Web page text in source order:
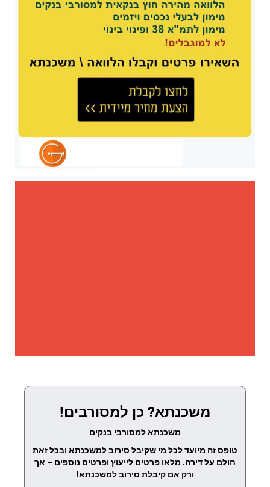
משכנתא? כן למסורבים!
משכנתא למסורבי בנקים
טופס זה מיועד לכל מי שקיבל סירוב למשכנתא ובכל זאת
חולם על דירה. מלאו פרטים לייעוץ ופרטים נוספים – אך
ורק אם קיבלת סירוב למשכנתא!